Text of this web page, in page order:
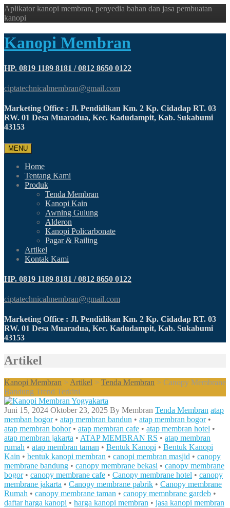
Aplikator kanopi membran, penyedia bahan dan jasa pembuatan
kanopi
Kanopi Membran
HP. 0819 1189 8181 / 0812 8650 0122
ciptatechnicalmembran@gmail.com
Marketing Office : Jl. Pendidikan Km. 2 Kp. Cidadap RT. 03
RW. 01 Desa Muaradua, Kec. Kadudampit, Kab. Sukabumi
43153
MENU
Home
Tentang Kami
Produk
Tenda Membran
Kanopi Kain
Awning Gulung
Alderon
Kanopi Policarbonate
Pagar & Railing
Artikel
Kontak Kami
HP. 0819 1189 8181 / 0812 8650 0122
ciptatechnicalmembran@gmail.com
Marketing Office : Jl. Pendidikan Km. 2 Kp. Cidadap RT. 03
RW. 01 Desa Muaradua, Kec. Kadudampit, Kab. Sukabumi
43153
Artikel
Kanopi Membran > Artikel > Tenda Membran > Canopy Membrane
Bandung Trend Terkini
Juni 15, 2024 Oktober 23, 2025 By Membran Tenda Membran atap
memban bogor• atap membran bandun • atap membran bogor•
atap membran bohor• atap membran cafe • atap membran hotel •
atap membran jakarta • ATAP MEMBRAN RS • atap membran
rumah • atap membran taman • Bentuk Kanopi • Bentuk Kanopi
Kain • bentuk kanopi membran • canopi membran masjid • canopy
membrane bandung • canopy membrane bekasi • canopy membrane
bogor• canopy membrane cafe • Canopy membrane hotel • canopy
membrane jakarta • Canopy membrane pabrik • Canopy membrane
Rumah • canopy membrane taman • canopy memnbrane gardeb •
daftar harga kanopi • harga kanopi membran • jasa kanopi membran